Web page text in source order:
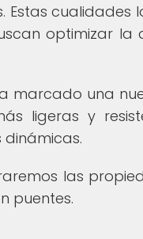
cualidades
optimizar
marcado una
ligeras y
las
puentes.